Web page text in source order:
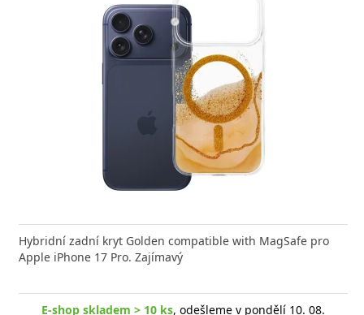
Hybridní zadní kryt Golden compatible with MagSafe pro
Apple iPhone 17 Pro. Zajímavý
E-shop skladem > 10 ks, odešleme v pondělí 10. 08.
a inteligentní nabíječka ALIGATOR Power Delivery
C Rychlá síťová